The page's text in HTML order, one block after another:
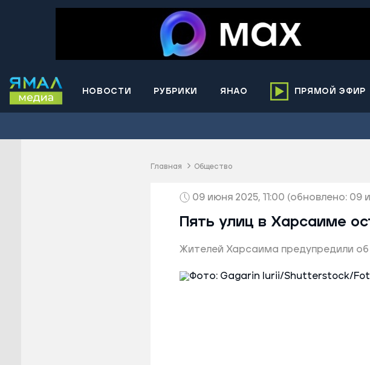
НОВОСТИ РУБРИКИ ЯНАО
район
Муравленко
Новый Уренгой
Ноябрьск
Приуральский район
ПРЯМОЙ ЭФИР
Главная Общество
09 июня 2025, 11:00 (обновлено: 09
Пять улиц в Харсаиме
Жителей Харсаима предупредили